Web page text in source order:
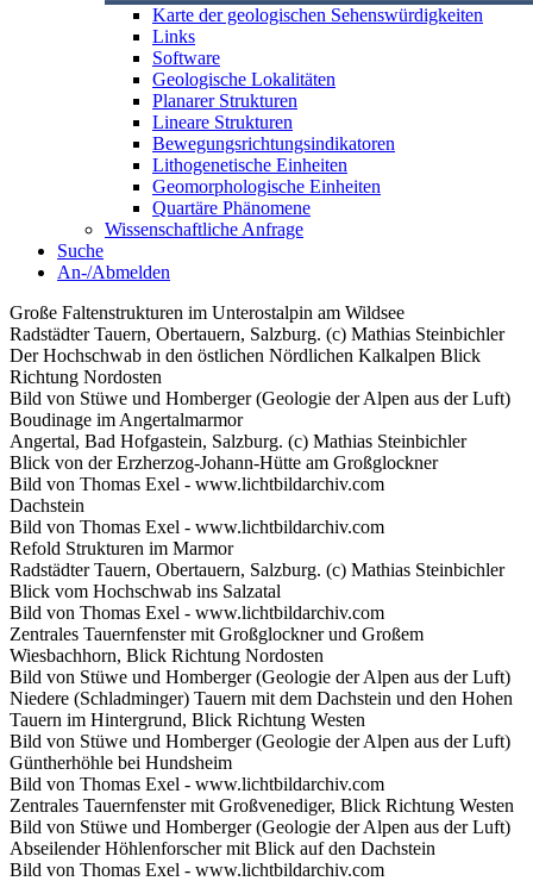
Karte der geologischen Sehenswürdigkeiten
Links
Software
Geologische Lokalitäten
Planarer Strukturen
Lineare Strukturen
Bewegungsrichtungsindikatoren
Lithogenetische Einheiten
Geomorphologische Einheiten
Quartäre Phänomene
Wissenschaftliche Anfrage
Suche
An-/Abmelden
Große Faltenstrukturen im Unterostalpin am Wildsee
Radstädter Tauern, Obertauern, Salzburg. (c) Mathias Steinbichler
Der Hochschwab in den östlichen Nördlichen Kalkalpen Blick
Richtung Nordosten
Bild von Stüwe und Homberger (Geologie der Alpen aus der Luft)
Boudinage im Angertalmarmor
Angertal, Bad Hofgastein, Salzburg. (c) Mathias Steinbichler
Blick von der Erzherzog-Johann-Hütte am Großglockner
Bild von Thomas Exel - www.lichtbildarchiv.com
Dachstein
Bild von Thomas Exel - www.lichtbildarchiv.com
Refold Strukturen im Marmor
Radstädter Tauern, Obertauern, Salzburg. (c) Mathias Steinbichler
Blick vom Hochschwab ins Salzatal
Bild von Thomas Exel - www.lichtbildarchiv.com
Zentrales Tauernfenster mit Großglockner und Großem
Wiesbachhorn, Blick Richtung Nordosten
Bild von Stüwe und Homberger (Geologie der Alpen aus der Luft)
Niedere (Schladminger) Tauern mit dem Dachstein und den Hohen
Tauern im Hintergrund, Blick Richtung Westen
Bild von Stüwe und Homberger (Geologie der Alpen aus der Luft)
Güntherhöhle bei Hundsheim
Bild von Thomas Exel - www.lichtbildarchiv.com
Zentrales Tauernfenster mit Großvenediger, Blick Richtung Westen
Bild von Stüwe und Homberger (Geologie der Alpen aus der Luft)
Abseilender Höhlenforscher mit Blick auf den Dachstein
Bild von Thomas Exel - www.lichtbildarchiv.com